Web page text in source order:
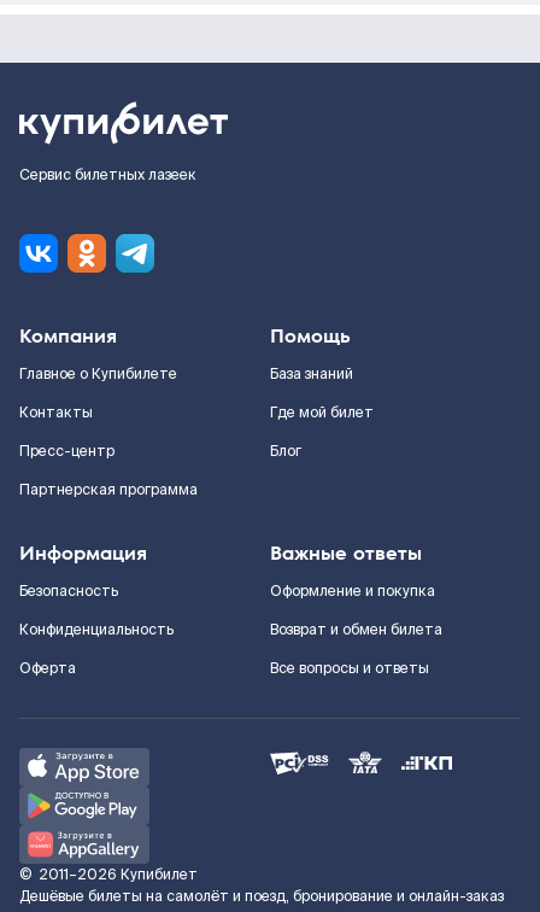
Сервис билетных лазеек
Компания
Главное о Купибилете
Контакты
Пресс-центр
Партнерская программа
Помощь
База знаний
Где мой билет
Блог
Информация
Безопасность
Конфиденциальность
Оферта
Важные ответы
Оформление и покупка
Возврат и обмен билета
Все вопросы и ответы
© 2011–2026 Купибилет
Дешёвые билеты на самолёт и поезд, бронирование и онлайн-заказ